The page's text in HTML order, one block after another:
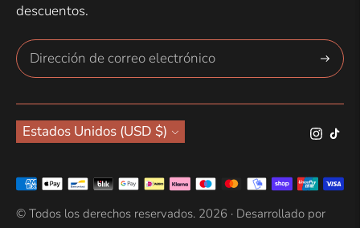
descuentos.
Moneda
Estados Unidos (USD $)
Métodos
de
© Todos los derechos reservados. 2026 · Desarrollado por